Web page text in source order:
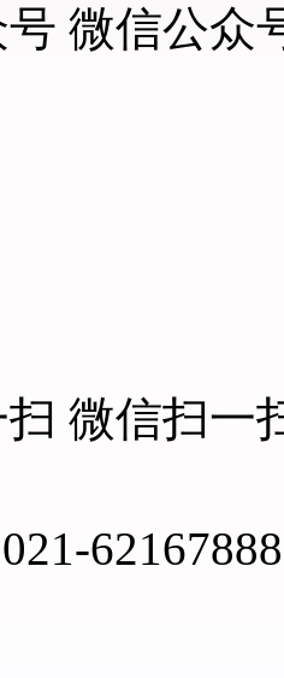
微信公众
微信扫一
021-62167888